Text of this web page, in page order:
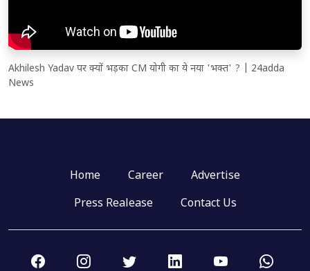
Akhilesh Yadav पर क्यों भड़का CM योगी का ये नया 'भक्त' ? | 24adda
News
Home Career
Advertise
Press Realease
Contact Us